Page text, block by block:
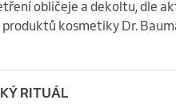
obličeje a dekoltu, dle
kosmetiky Dr.
RITUÁL